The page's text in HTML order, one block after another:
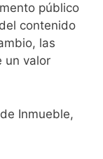
público
contenido
las
un valor
Inmueble,